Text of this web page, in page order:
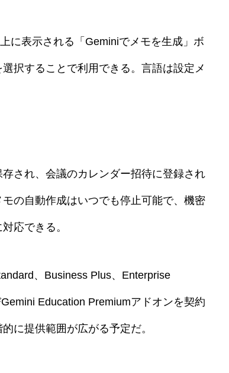
に表示される「Geminiでメモを生成」ボ
択することで利用できる。言語は設定メ
され、会議のカレンダー招待に登録され
の自動作成はいつでも停止可能で、機密
応できる。
、Business Plus、Enterprise
Education Premiumアドオンを契約
に提供範囲が広がる予定だ。